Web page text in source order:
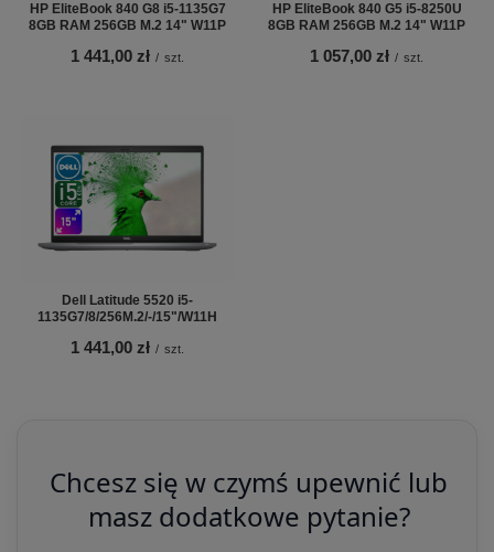
HP EliteBook 840 G8 i5-1135G7
8GB RAM 256GB M.2 14" W11P
1 441,00 zł / szt.
HP EliteBook 840 G5 i5-8250U
8GB RAM 256GB M.2 14" W11P
1 057,00 zł / szt.
Dell Latitude 5520 i5-
1135G7/8/256M.2/-/15"/W11H
1 441,00 zł / szt.
Chcesz się w czymś upewnić lub
masz dodatkowe pytanie?